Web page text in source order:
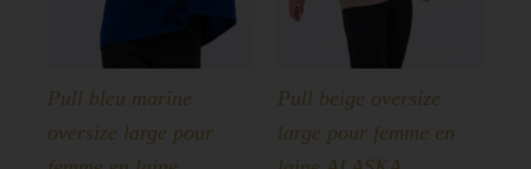
Pull bleu marine
oversize large pour
Pull beige oversize
large pour femme en